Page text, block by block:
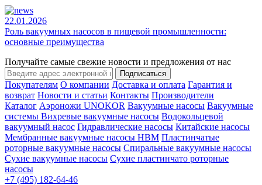
22.01.2026
Роль вакуумных насосов в пищевой промышленности:
основные преимущества
Получайте самые свежие новости и предложения от нас
Подписаться
Покупателям О компании Доставка и оплата Гарантия и
возврат Новости и статьи Контакты Производители
Каталог Аэроножи UNOKOR Вакуумные насосы Вакуумные
системы Вихревые вакуумные насосы Водокольцевой
вакуумный насос Гидравлические насосы Китайские насосы
Мембранные вакуумные насосы НВМ Пластинчатые
роторные вакуумные насосы Спиральные вакуумные насосы
Сухие вакуумные насосы Сухие пластинчато роторные
насосы
+7 (495) 182-64-46